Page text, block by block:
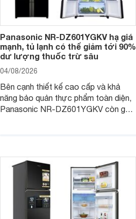
Panasonic NR-DZ601YGKV hạ giá
mạnh, tủ lạnh có thể giảm tới 90%
dư lượng thuốc trừ sâu
04/08/2026
Bên cạnh thiết kế cao cấp và khả
năng bảo quản thực phẩm toàn diện,
Panasonic NR-DZ601YGKV còn gây